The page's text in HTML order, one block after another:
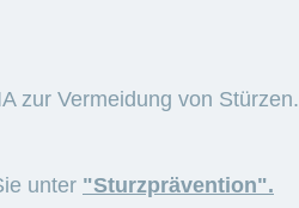
zur Vermeidung von Stürzen.
unter "Sturzprävention".